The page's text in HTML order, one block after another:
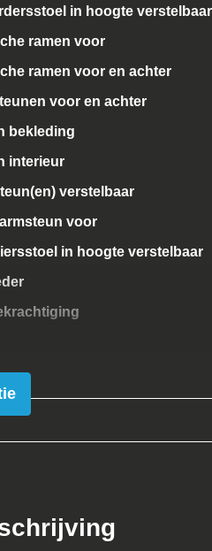
in hoogte verstelbaar
ramen voor
ramen voor en achter
voor en achter
bekleding
interieur
verstelbaar
voor
in hoogte verstelbaar
verwarmd